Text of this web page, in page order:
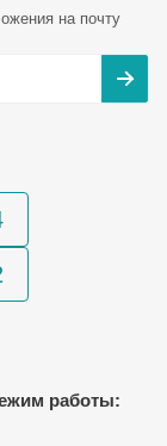
на почту
работы: